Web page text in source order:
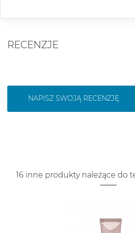
RECENZJE
NAPISZ SWOJĄ RECENZJĘ
16 inne produkty należące do